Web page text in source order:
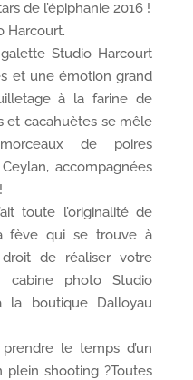
de l’épiphanie 2016 !
Harcourt.
Studio Harcourt
et une émotion grand
à la farine de
et cacahuètes se mêle
de poires
accompagnées
toute l’originalité de
fève qui se trouve à
de réaliser votre
cabine photo Studio
boutique Dalloyau
le temps d’un
shooting ?Toutes